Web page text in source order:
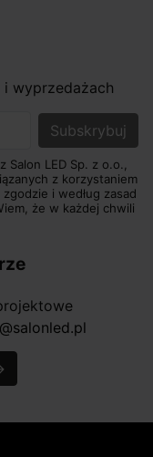
wyprzedażach
LED Sp. z o.o.,
z korzystaniem
i według zasad
że w każdej chwili